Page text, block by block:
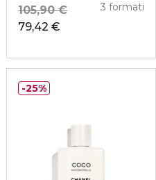
79,42 €
105,90 € 3 formati
25%